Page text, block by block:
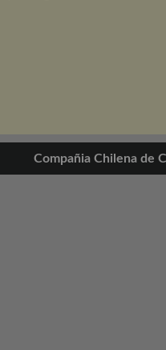
Compañia Chilena de